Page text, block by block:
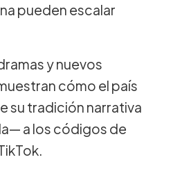
pueden escalar
y nuevos
cómo el país
su tradición narrativa
a los códigos de